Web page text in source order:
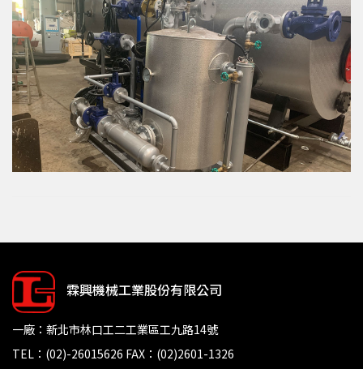
霖興機械工業股份有限公司
一廠：新北市林口工二工業區工九路14號
TEL：(02)-26015626 FAX：(02)2601-1326